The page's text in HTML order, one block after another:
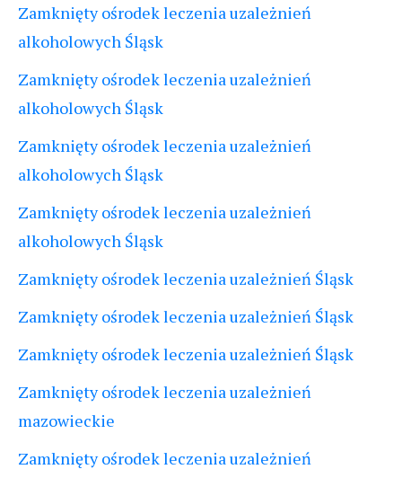
Zamknięty ośrodek leczenia uzależnień
alkoholowych Śląsk
Zamknięty ośrodek leczenia uzależnień
alkoholowych Śląsk
Zamknięty ośrodek leczenia uzależnień
alkoholowych Śląsk
Zamknięty ośrodek leczenia uzależnień
alkoholowych Śląsk
Zamknięty ośrodek leczenia uzależnień Śląsk
Zamknięty ośrodek leczenia uzależnień Śląsk
Zamknięty ośrodek leczenia uzależnień Śląsk
Zamknięty ośrodek leczenia uzależnień
mazowieckie
Zamknięty ośrodek leczenia uzależnień